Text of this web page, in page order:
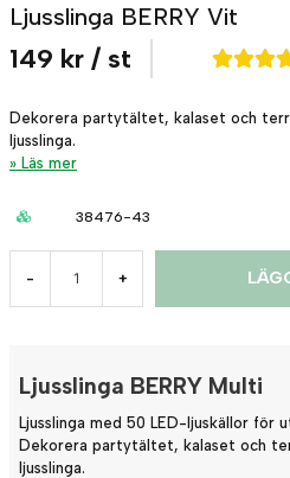
Ljusslinga BERRY Vit
149 kr / st
Dekorera partytältet, kalaset och
ljusslinga.
Läs mer
38476-43
- +
Ljusslinga BERRY Multi
Ljusslinga med 50 LED-ljuskällor för
Dekorera partytältet, kalaset och
ljusslinga.